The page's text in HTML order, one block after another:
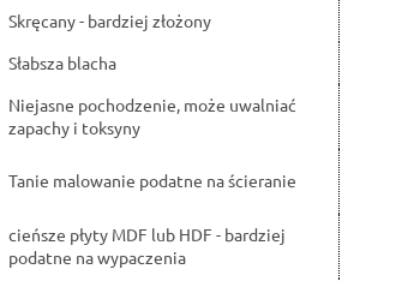
Skręcany - bardziej złożony
Słabsza blacha
Niejasne pochodzenie, może uwalniać
zapachy i toksyny
Tanie malowanie podatne na ścieranie
cieńsze płyty MDF lub HDF - bardziej
podatne na wypaczenia